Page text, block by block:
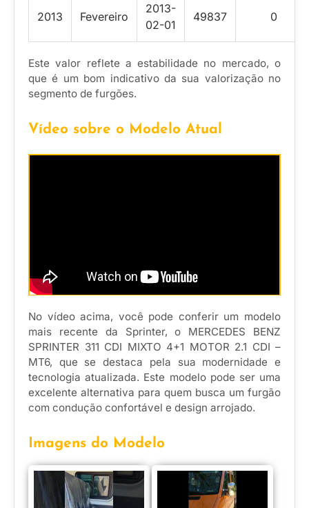
2013 Fevereiro
2013-
02-01
49837 0
Este valor reflete a estabilidade no mercado, o
que é um bom indicativo da sua valorização no
segmento de furgões.
Vídeo sobre o Modelo Atual
No vídeo acima, você pode conferir um modelo
mais recente da Sprinter, o MERCEDES BENZ
SPRINTER 311 CDI MIXTO 4+1 MOTOR 2.1 CDI –
MT6, que se destaca pela sua modernidade e
tecnologia atualizada. Este modelo pode ser uma
excelente alternativa para quem busca um furgão
com condução confortável e design arrojado.
Imagens do Modelo